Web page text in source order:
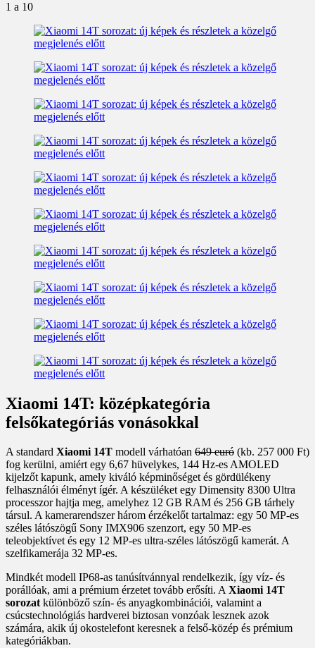
1 a 10
Xiaomi 14T: középkategória
felsőkategóriás vonásokkal
A standard Xiaomi 14T modell várhatóan 649 euró (kb. 257 000 Ft)
fog kerülni, amiért egy 6,67 hüvelykes, 144 Hz-es AMOLED
kijelzőt kapunk, amely kiváló képminőséget és gördülékeny
felhasználói élményt ígér. A készüléket egy Dimensity 8300 Ultra
processzor hajtja meg, amelyhez 12 GB RAM és 256 GB tárhely
társul. A kamerarendszer három érzékelőt tartalmaz: egy 50 MP-es
széles látószögű Sony IMX906 szenzort, egy 50 MP-es
teleobjektívet és egy 12 MP-es ultra-széles látószögű kamerát. A
szelfikamerája 32 MP-es.
Mindkét modell IP68-as tanúsítvánnyal rendelkezik, így víz- és
porállóak, ami a prémium érzetet tovább erősíti. AXiaomi 14T
sorozatkülönböző szín- és anyagkombinációi, valamint a
csúcstechnológiás hardverei biztosan vonzóak lesznek azok
számára, akik új okostelefont keresnek a felső-közép és prémium
kategóriákban.